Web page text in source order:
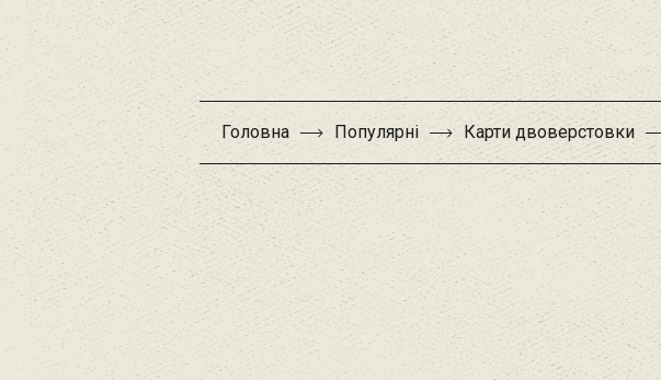
Головна Популярні Карти двоверстовки